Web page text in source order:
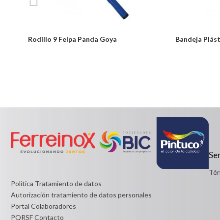
Rodillo 9 Felpa Panda Goya
Detalles
Bandeja
Política Tratamiento de datos
Autorización tratamiento de datos personales
Portal Colaboradores
PQRSF Contacto